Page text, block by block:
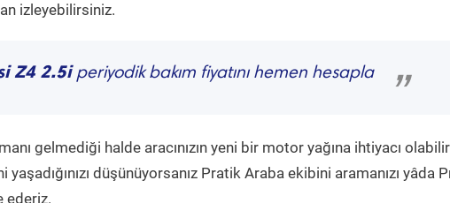
izleyebilirsiniz.
Z4 2.5iperiyodik bakım fiyatını hemen hesapla
”
gelmediği halde aracınızın yeni bir motor yağına ihtiyacı
düşünüyorsanız Pratik Araba ekibini aramanızı yâda
ederiz.